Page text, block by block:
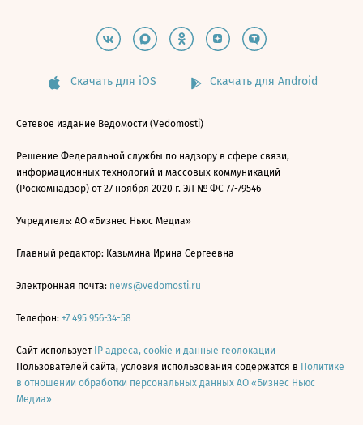
Скачать для iOS Скачать для Android
Сетевое издание Ведомости (Vedomosti)
Решение Федеральной службы по надзору в сфере связи,
информационных технологий и массовых коммуникаций
(Роскомнадзор) от 27 ноября 2020 г. ЭЛ № ФС 77-79546
Учредитель: АО «Бизнес Ньюс Медиа»
Главный редактор: Казьмина Ирина Сергеевна
Электронная почта: news@vedomosti.ru
Телефон: +7 495 956-34-58
Сайт использует IP адреса, cookie и данные геолокации
Пользователей сайта, условия использования содержатся в Политике
в отношении обработки персональных данных АО «Бизнес Ньюс
Медиа»